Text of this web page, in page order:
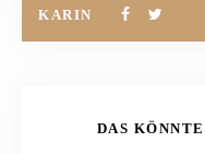
KARIN
DAS